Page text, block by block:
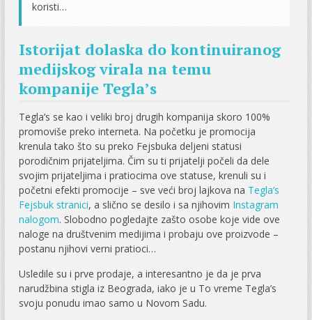
koristi…
Istorijat dolaska do kontinuiranog
medijskog virala na temu
kompanije Tegla’s
Tegla’s se kao i veliki broj drugih kompanija skoro 100%
promoviše preko interneta. Na početku je promocija
krenula tako što su preko Fejsbuka deljeni statusi
porodičnim prijateljima. Čim su ti prijatelji počeli da dele
svojim prijateljima i pratiocima ove statuse, krenuli su i
početni efekti promocije – sve veći broj lajkova na Tegla’s
Fejsbuk stranici, a slično se desilo i sa njihovim Instagram
nalogom. Slobodno pogledajte zašto osobe koje vide ove
naloge na društvenim medijima i probaju ove proizvode –
postanu njihovi verni pratioci…
Usledile su i prve prodaje, a interesantno je da je prva
narudžbina stigla iz Beograda, iako je u To vreme Tegla’s
svoju ponudu imao samo u Novom Sadu.